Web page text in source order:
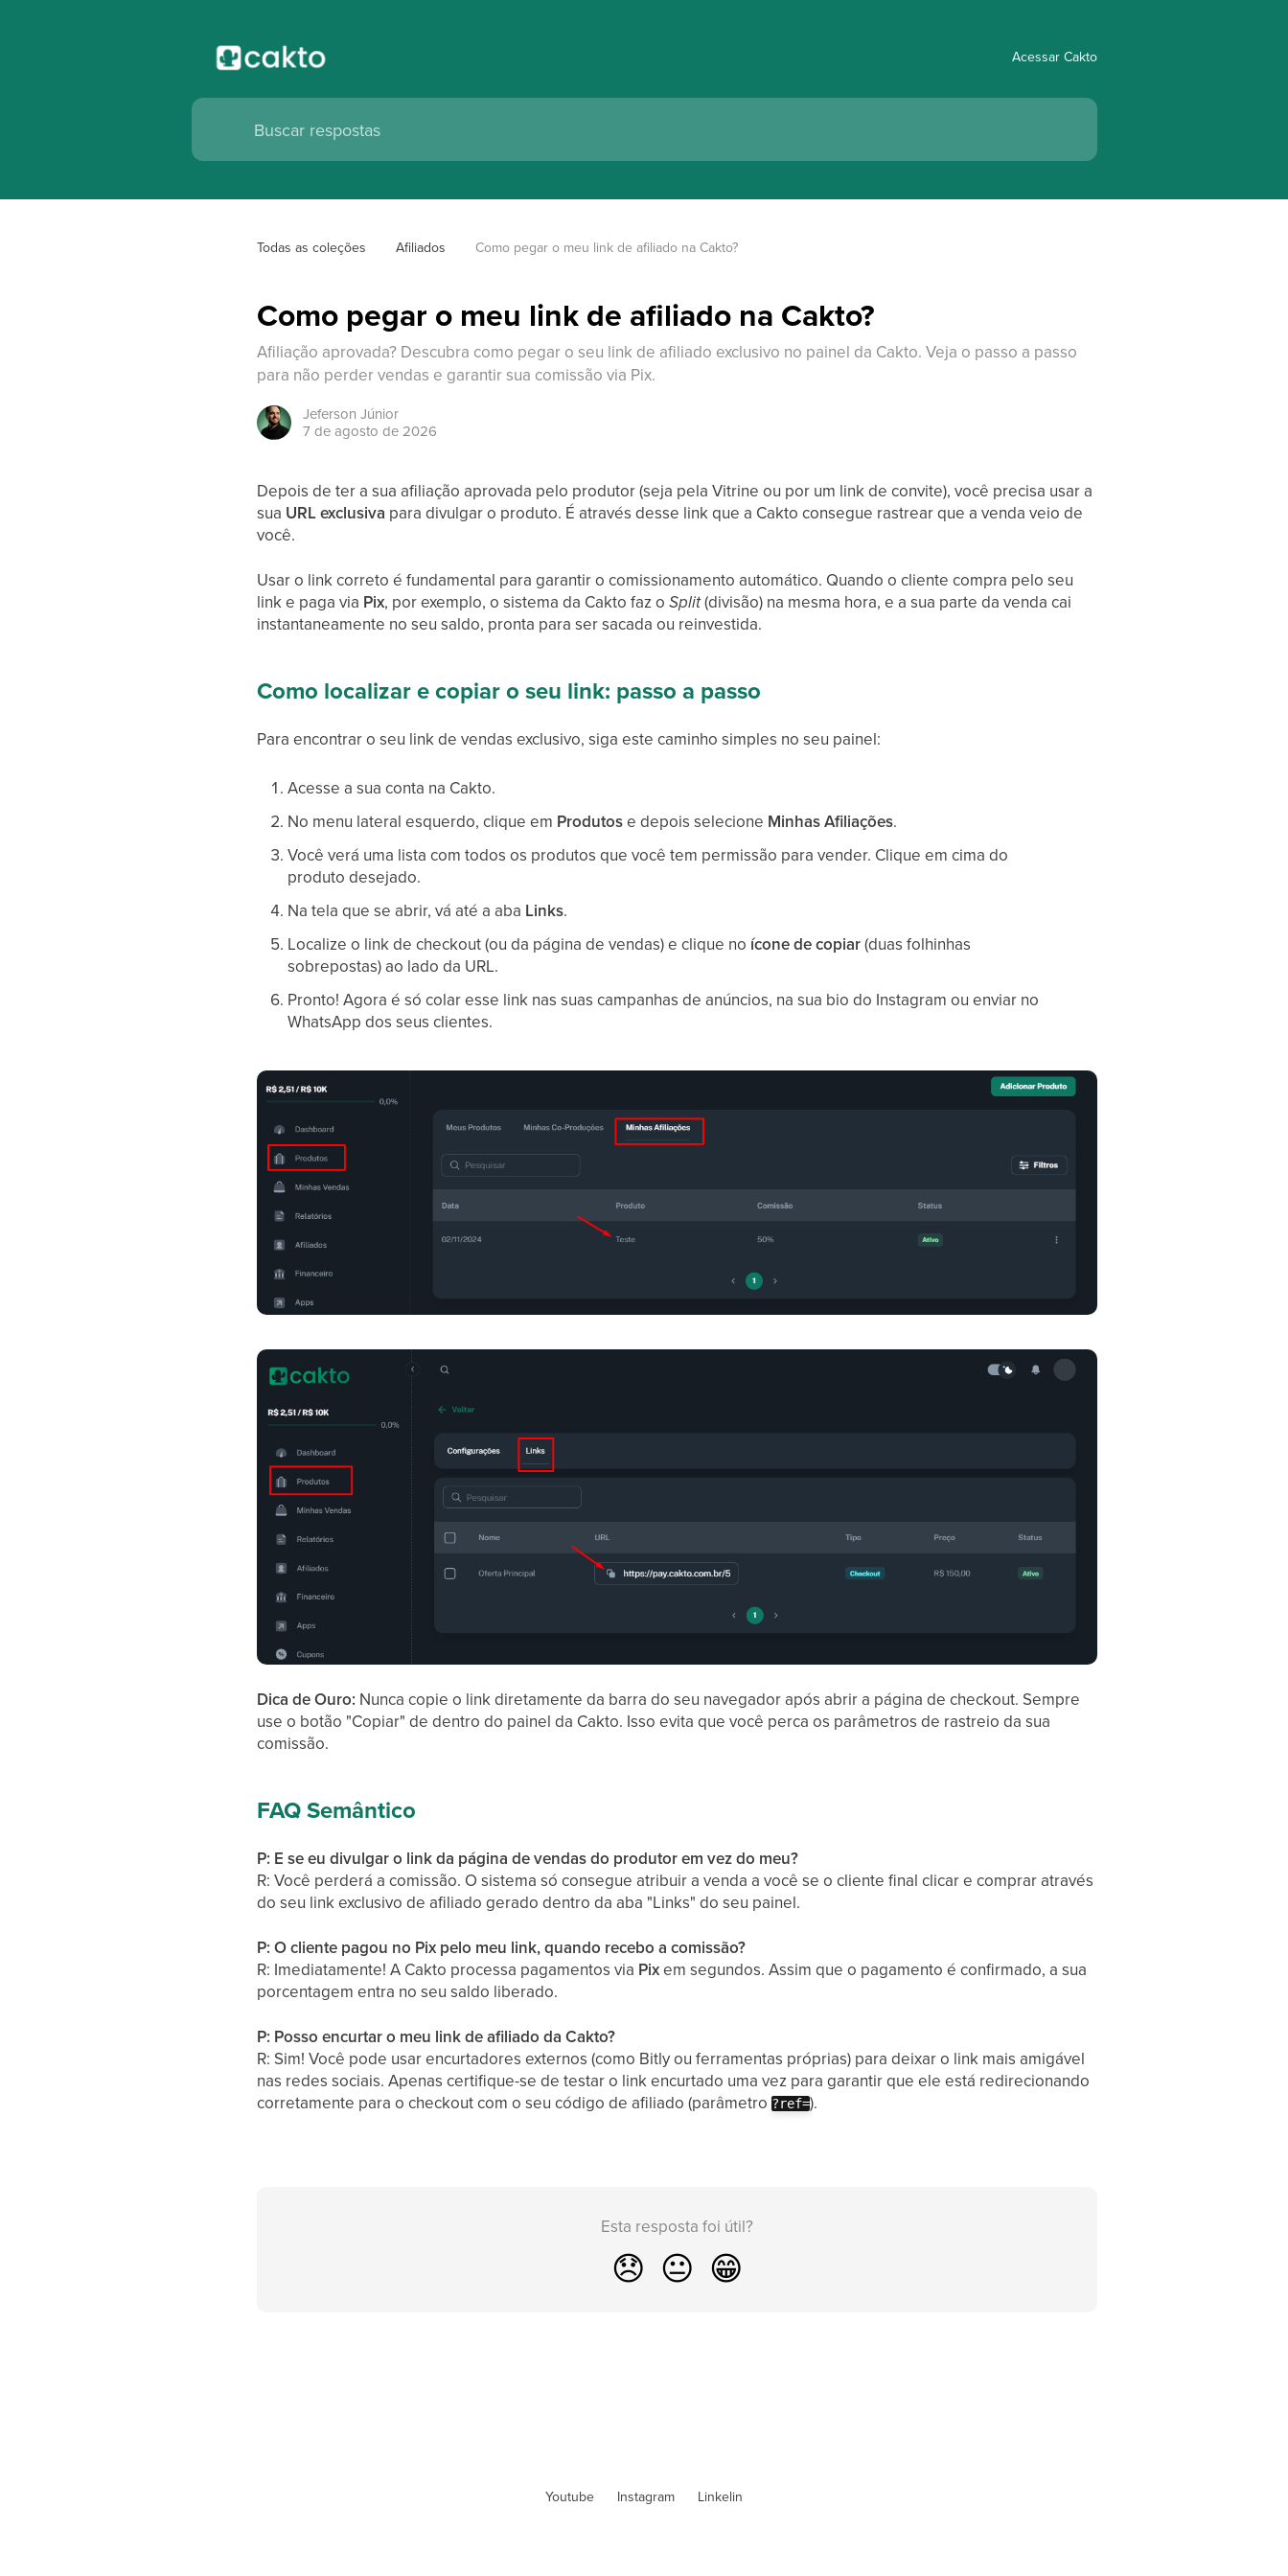
Acessar Cakto
Todas as coleções Afiliados Como pegar o meu link de afiliado na Cakto?
Como pegar o meu link de afiliado na Cakto?
Afiliação aprovada? Descubra como pegar o seu link de afiliado exclusivo no painel da Cakto. Veja o passo a passo
para não perder vendas e garantir sua comissão via Pix.
Jeferson Júnior
7 de agosto de 2026
Depois de ter a sua afiliação aprovada pelo produtor (seja pela Vitrine ou por um link de convite), você precisa usar a
sua URL exclusiva para divulgar o produto. É através desse link que a Cakto consegue rastrear que a venda veio de
você.
Usar o link correto é fundamental para garantir o comissionamento automático. Quando o cliente compra pelo seu
link e paga via Pix, por exemplo, o sistema da Cakto faz oSplit(divisão) na mesma hora, e a sua parte da venda cai
instantaneamente no seu saldo, pronta para ser sacada ou reinvestida.
Como localizar e copiar o seu link: passo a passo
Para encontrar o seu link de vendas exclusivo, siga este caminho simples no seu painel:
Acesse a sua conta na Cakto.
No menu lateral esquerdo, clique em Produtose depois selecione Minhas Afiliações.
Você verá uma lista com todos os produtos que você tem permissão para vender. Clique em cima do
produto desejado.
Na tela que se abrir, vá até a aba Links.
Localize o link de checkout (ou da página de vendas) e clique no ícone de copiar(duas folhinhas
sobrepostas) ao lado da URL.
Pronto! Agora é só colar esse link nas suas campanhas de anúncios, na sua bio do Instagram ou enviar no
WhatsApp dos seus clientes.
Dica de Ouro: Nunca copie o link diretamente da barra do seu navegador após abrir a página de checkout. Sempre
use o botão "Copiar" de dentro do painel da Cakto. Isso evita que você perca os parâmetros de rastreio da sua
comissão.
FAQ Semântico
P: E se eu divulgar o link da página de vendas do produtor em vez do meu?
R: Você perderá a comissão. O sistema só consegue atribuir a venda a você se o cliente final clicar e comprar através
do seu link exclusivo de afiliado gerado dentro da aba "Links" do seu painel.
P: O cliente pagou no Pix pelo meu link, quando recebo a comissão?
R: Imediatamente! A Cakto processa pagamentos via Pixem segundos. Assim que o pagamento é confirmado, a sua
porcentagem entra no seu saldo liberado.
P: Posso encurtar o meu link de afiliado da Cakto?
R: Sim! Você pode usar encurtadores externos (como Bitly ou ferramentas próprias) para deixar o link mais amigável
nas redes sociais. Apenas certifique-se de testar o link encurtado uma vez para garantir que ele está redirecionando
corretamente para o checkout com o seu código de afiliado (parâmetro?ref=).
Esta resposta foi útil?
😞 😐 😁
Youtube Instagram Linkelin